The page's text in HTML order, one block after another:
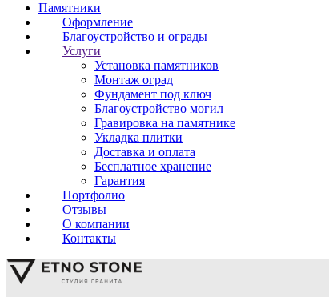
Памятники
Оформление
Благоустройство и ограды
Услуги
Установка памятников
Монтаж оград
Фундамент под ключ
Благоустройство могил
Гравировка на памятнике
Укладка плитки
Доставка и оплата
Бесплатное хранение
Гарантия
Портфолио
Отзывы
О компании
Контакты